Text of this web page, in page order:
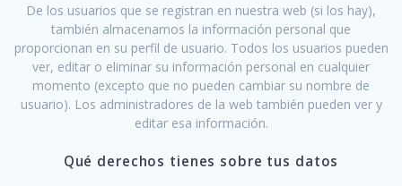
De los usuarios que se registran en nuestra web (si los hay),
también almacenamos la información personal que
proporcionan en su perfil de usuario. Todos los usuarios pueden
ver, editar o eliminar su información personal en cualquier
momento (excepto que no pueden cambiar su nombre de
usuario). Los administradores de la web también pueden ver y
editar esa información.
Qué derechos tienes sobre tus datos